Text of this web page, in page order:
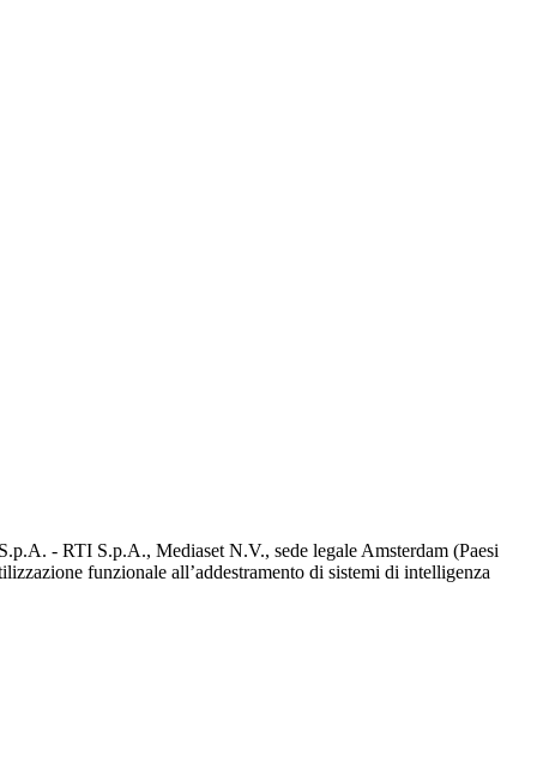
- RTI S.p.A., Mediaset N.V., sede legale Amsterdam (Paesi
funzionale all’addestramento di sistemi di intelligenza